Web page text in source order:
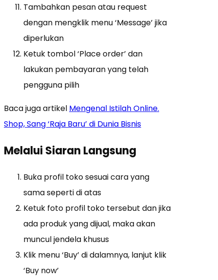
Tambahkan pesan atau request
dengan mengklik menu ‘Message’ jika
diperlukan
Ketuk tombol ‘Place order’ dan
lakukan pembayaran yang telah
pengguna pilih
Baca juga artikel Mengenal Istilah Online.
Shop, Sang ‘Raja Baru’ di Dunia Bisnis
Melalui Siaran Langsung
Buka profil toko sesuai cara yang
sama seperti di atas
Ketuk foto profil toko tersebut dan jika
ada produk yang dijual, maka akan
muncul jendela khusus
Klik menu ‘Buy’ di dalamnya, lanjut klik
‘Buy now’